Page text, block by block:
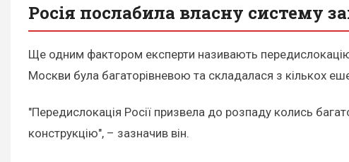
Росія послабила власну систему
Ще одним фактором експерти називають
Москви була багаторівневою та складалася з кількох
"Передислокація Росії призвела до розпаду колись
конструкцію", – зазначив він.